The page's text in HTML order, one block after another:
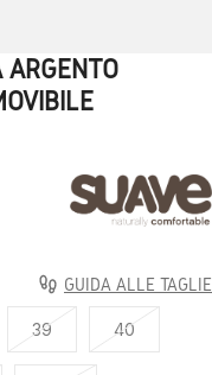
7 8 9
ARGENTO
GUIDA ALLE TAGLIE
39 40